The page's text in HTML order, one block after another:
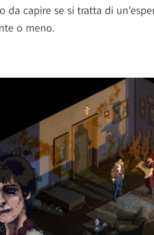
da capire se si tratta di
o meno.